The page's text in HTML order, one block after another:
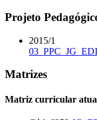
Projeto
2015/1
Matrizes
Matriz curricular